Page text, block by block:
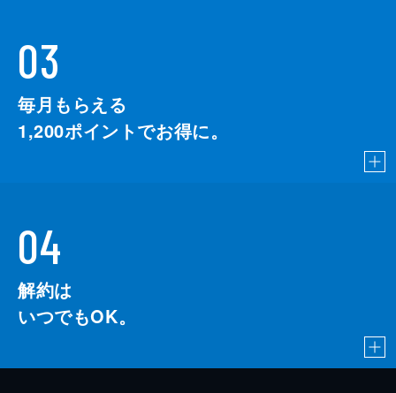
03
毎月もらえる
1,200ポイントでお得に。
04
解約は
いつでもOK。